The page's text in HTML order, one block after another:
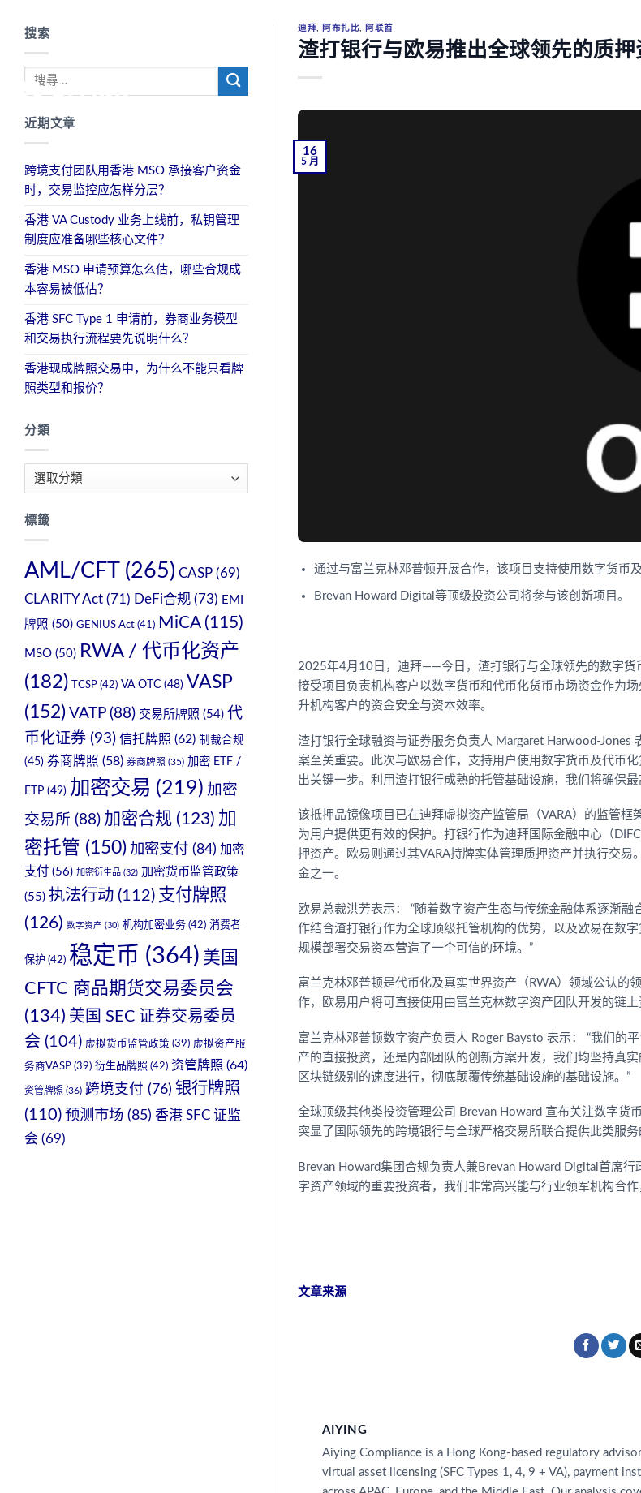
搜索
近期文章
跨境支付团队用香港 MSO 承接客户资金
时，交易监控应怎样分层？
香港 VA Custody 业务上线前，私钥管理
制度应准备哪些核心文件？
香港 MSO 申请预算怎么估，哪些合规成
本容易被低估？
香港 SFC Type 1 申请前，券商业务模型
和交易执行流程要先说明什么？
香港现成牌照交易中，为什么不能只看牌
照类型和报价？
分類
標籤
AML/CFT (265) CASP (69)
CLARITY Act (71) DeFi合规 (73) EMI
牌照 (50) GENIUS Act (41) MiCA(115)
MSO (50) RWA / 代币化资产
(182)
TCSP (42) VA OTC (48) VASP
(152) VATP(88) 交易所牌照 (54) 代
币化证券 (93) 信托牌照 (62) 制裁合规
(45) 券商牌照 (58) 券商牌照 (35) 加密 ETF /
ETP (49) 加密交易 (219) 加密
交易所 (88) 加密合规 (123) 加
密托管 (150) 加密支付 (84) 加密
支付 (56) 加密衍生品 (32) 加密货币监管政策
(55) 执法行动 (112) 支付牌照
(126) 数字资产 (30) 机构加密业务 (42) 消费者
保护 (42) 稳定币 (364) 美国
CFTC 商品期货交易委员会
(134) 美国 SEC 证券交易委员
会 (104) 虚拟货币监管政策 (39) 虚拟资产服
务商VASP (39) 衍生品牌照 (42) 资管牌照 (64)
资管牌照 (36) 跨境支付 (76) 银行牌照
(110) 预测市场 (85) 香港 SFC 证监
会 (69)
迪拜, 阿布扎比, 阿联酋
渣打银行与欧易推出全球领先的质押
16
5 月
通过与富兰克林邓普顿开展合作，该项目支持使用数字货币
Brevan Howard Digital等顶级投资公司将参与该创新项目。
2025年4月10日，迪拜——今日，渣打银行与全球领先的数字货
接受项目负责机构客户以数字货币和代币化货币市场资金作为
升机构客户的资金安全与资本效率。
渣打银行全球融资与证券服务负责人 Margaret Harwood-Jones
案至关重要。此次与欧易合作，支持用户使用数字货币及代币
出关键一步。利用渣打银行成熟的托管基础​​设施，我们将确保
该抵押品镜像项目已在迪拜虚拟资产监管局（VARA）的监管
为用户提供更有效的保护。打银行作为迪拜国际金融中心（
押资产。欧易则通过其VARA持牌实体管理质押资产并执行交
金之一。
欧易总裁洪芳表示： “随着数字资产生态与传统金融体系逐渐
作结合渣打银行作为全球顶级托管机构的优势，以及欧易在数
规模部署交易资本营造了一个可信的环境。”
富兰克林邓普顿是代币化及真实世界资产（RWA）领域公认的
作，欧易用户将可直接使用由富兰克林数字资产团队开发的链
富兰克林邓普顿数字资产负责人 Roger Baysto 表示： “我们的
产的直接投资，还是内部团队的创新方案开发，我们均坚持真
区块链级别的速度进行，彻底颠覆传统基础设施的基础设施。”
全球顶级其他类投资管理公司 Brevan Howard 宣布关注数字货
突显了国际领先的跨境银行与全球严格交易所联合提供此类服务
Brevan Howard集团合规负责人兼Brevan Howard Digital首席
字资产领域的重要投资者，我们非常高兴能与行业领军机构合
文章来源
AIYING
Aiying Compliance is a Hong Kong-based regulatory
virtual asset licensing (SFC Types 1, 4, 9 + VA), payment